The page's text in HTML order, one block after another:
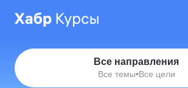
Все направления
Все темы•Все цели